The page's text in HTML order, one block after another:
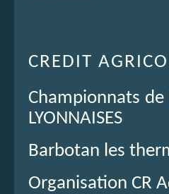
CREDIT
Championnats de
LYONNAISES
Barbotan les
Organisation CR